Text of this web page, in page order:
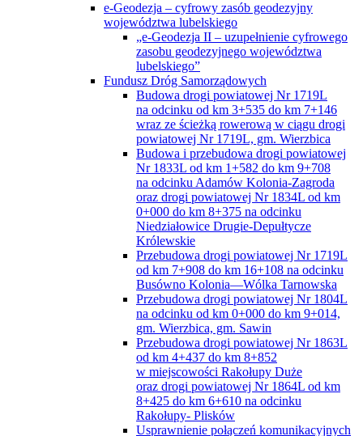
e-Geodezja – cyfrowy zasób geodezyjny
województwa lubelskiego
„e-Geodezja II – uzupełnienie cyfrowego
zasobu geodezyjnego województwa
lubelskiego”
Fundusz Dróg Samorządowych
Budowa drogi powiatowej Nr 1719L
na odcinku od km 3+535 do km 7+146
wraz ze ścieżką rowerową w ciągu drogi
powiatowej Nr 1719L, gm. Wierzbica
Budowa i przebudowa drogi powiatowej
Nr 1833L od km 1+582 do km 9+708
na odcinku Adamów Kolonia-Zagroda
oraz drogi powiatowej Nr 1834L od km
0+000 do km 8+375 na odcinku
Niedziałowice Drugie-Depułtycze
Królewskie
Przebudowa drogi powiatowej Nr 1719L
od km 7+908 do km 16+108 na odcinku
Busówno Kolonia—Wólka Tarnowska
Przebudowa drogi powiatowej Nr 1804L
na odcinku od km 0+000 do km 9+014,
gm. Wierzbica, gm. Sawin
Przebudowa drogi powiatowej Nr 1863L
od km 4+437 do km 8+852
w miejscowości Rakołupy Duże
oraz drogi powiatowej Nr 1864L od km
8+425 do km 6+610 na odcinku
Rakołupy- Plisków
Usprawnienie połączeń komunikacyjnych